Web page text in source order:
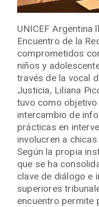
UNICEF Argentina
Encuentro de la
comprometidos
niños y
través de la vocal
Justicia, Liliana
tuvo como objetivo
intercambio de
prácticas en
involucren a chicas
Según la propia
que se ha
clave de diálogo e
superiores
encuentro permite